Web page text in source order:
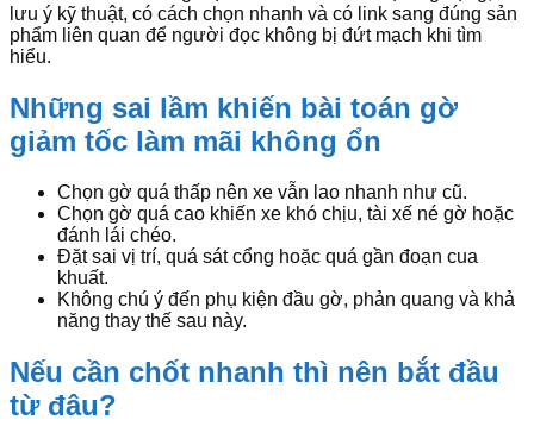
lưu ý kỹ thuật, có cách chọn nhanh và có link sang đúng sản
phẩm liên quan để người đọc không bị đứt mạch khi tìm
hiểu.
Những sai lầm khiến bài toán gờ
giảm tốc làm mãi không ổn
Chọn gờ quá thấp nên xe vẫn lao nhanh như cũ.
Chọn gờ quá cao khiến xe khó chịu, tài xế né gờ hoặc
đánh lái chéo.
Đặt sai vị trí, quá sát cổng hoặc quá gần đoạn cua
khuất.
Không chú ý đến phụ kiện đầu gờ, phản quang và khả
năng thay thế sau này.
Nếu cần chốt nhanh thì nên bắt đầu
từ đâu?